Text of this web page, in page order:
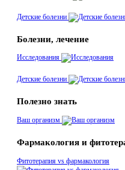
Детские болезни
Болезни, лечение
Исследования
Детские болезни
Полезно знать
Ваш организм
Фармакология и
Фитотерапия vs фармакология